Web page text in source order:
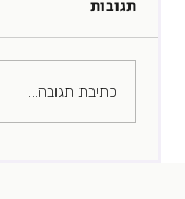
ד״ר לגיוס
תגובות
כתיבת תגובה...